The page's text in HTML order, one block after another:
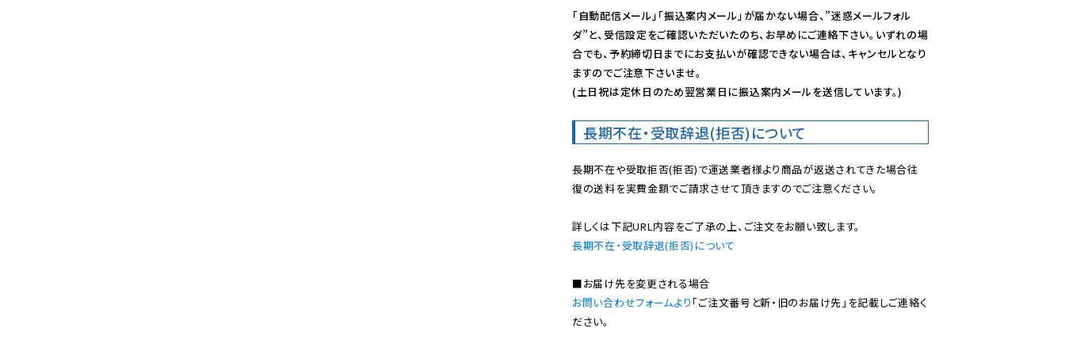
「自動配信メール」「振込案内メール」が届かない場合、”迷惑メールフォル
ダ”と、受信設定をご確認いただいたのち、お早めにご連絡下さい。いずれの場
合でも、予約締切日までにお支払いが確認できない場合は、キャンセルとなり
ますのでご注意下さいませ。
(土日祝は定休日のため翌営業日に振込案内メールを送信しています。)
長期不在・受取辞退(拒否)について
長期不在や受取拒否(拒否)で運送業者様より商品が返送されてきた場合往
復の送料を実費金額でご請求させて頂きますのでご注意ください。
長期不在・受取辞退(拒否)について
お問い合わせフォームより 「ご注文番号と新・旧のお届け先」を記載しご連絡く
ださい。